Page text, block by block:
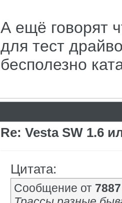
А ещё говорят
для тест
бесполезно
Re: Vesta SW 1.6
Цитата:
Сообщение от 7887